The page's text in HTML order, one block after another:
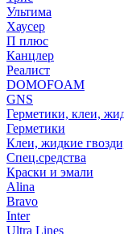
Ультима
Хаусер
П плюс
Канцлер
Реалист
DOMOFOAM
GNS
Герметики, клеи,
Герметики
Клеи, жидкие
Спец.средства
Краски и эмали
Alina
Bravo
Inter
Ultra Lines